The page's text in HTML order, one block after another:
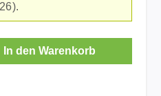
den gewünschten
In den Warenkorb